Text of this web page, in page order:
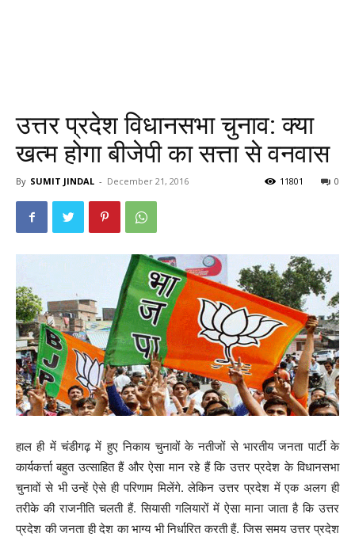
उत्तर प्रदेश विधानसभा चुनाव: क्या
खत्म होगा बीजेपी का सत्ता से वनवास
By SUMIT JINDAL - December 21, 2016 0
11801
हाल ही में चंडीगढ़ में हुए निकाय चुनावों के नतीजों से भारतीय जनता पार्टी के
कार्यकर्त्ता बहुत उत्साहित हैं और ऐसा मान रहे हैं कि उत्तर प्रदेश के विधानसभा
चुनावों से भी उन्हें ऐसे ही परिणाम मिलेंगे. लेकिन उत्तर प्रदेश में एक अलग ही
तरीके की राजनीति चलती हैं. सियासी गलियारों में ऐसा माना जाता है कि उत्तर
प्रदेश की जनता ही देश का भाग्य भी निर्धारित करती हैं. जिस समय उत्तर प्रदेश